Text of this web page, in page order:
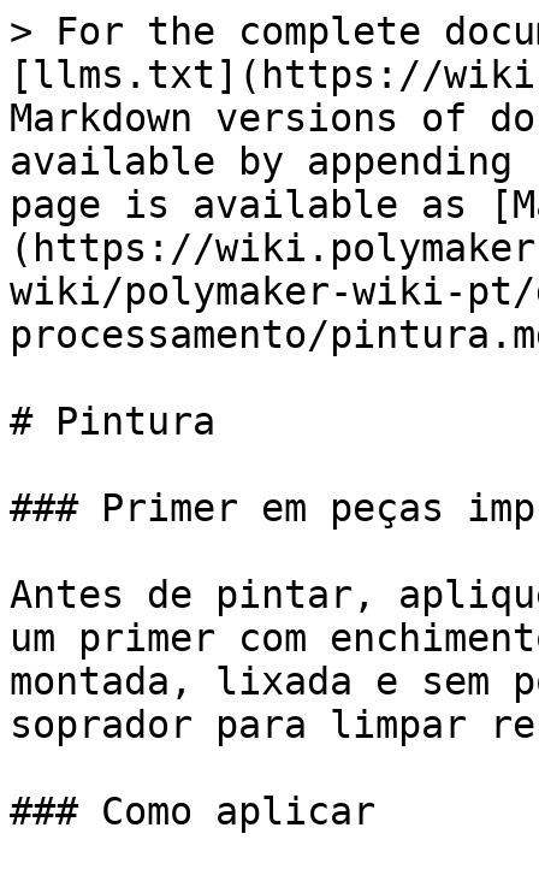
> For the complete
[llms.txt](https://
Markdown versions of
available by
page is available as
(https://
wiki/polymaker-wiki-pt/
processamento/
# Pintura
### Primer em peças
Antes de pintar,
um primer com
montada, lixada e sem
soprador para limpar
### Como aplicar